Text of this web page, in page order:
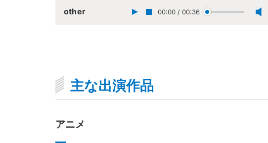
other 00:00 / 00:36
主な出演作品
アニメ